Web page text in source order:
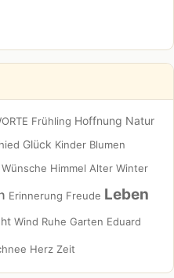
Frühling Hoffnung Natur
Glück Kinder Blumen
Wünsche Himmel Alter Winter
Erinnerung Freude Leben
Wind Ruhe Garten Eduard
Herz Zeit